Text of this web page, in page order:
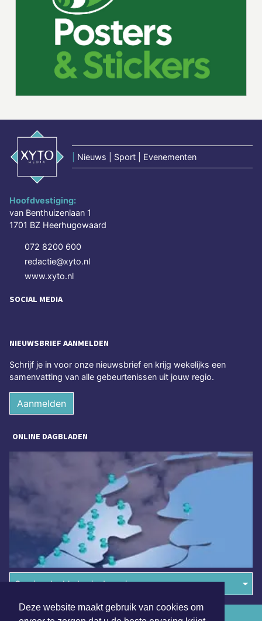
Deze website maakt gebruik van cookies om
Nieuws | Sport | Evenementen
Hoofdvestiging:
van Benthuizenlaan 1
1701 BZ Heerhugowaard
072 8200 600
redactie@xyto.nl
www.xyto.nl
SOCIAL MEDIA
NIEUWSBRIEF AANMELDEN
Schrijf je in voor onze nieuwsbrief en krijg wekelijks een
samenvatting van alle gebeurtenissen uit jouw regio.
Aanmelden
ONLINE DAGBLADEN
Overige dagbladen in de regio